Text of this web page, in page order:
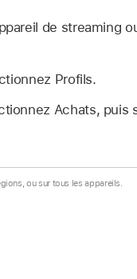
de streaming
Profils.
Achats, puis
ou sur tous les appareils.